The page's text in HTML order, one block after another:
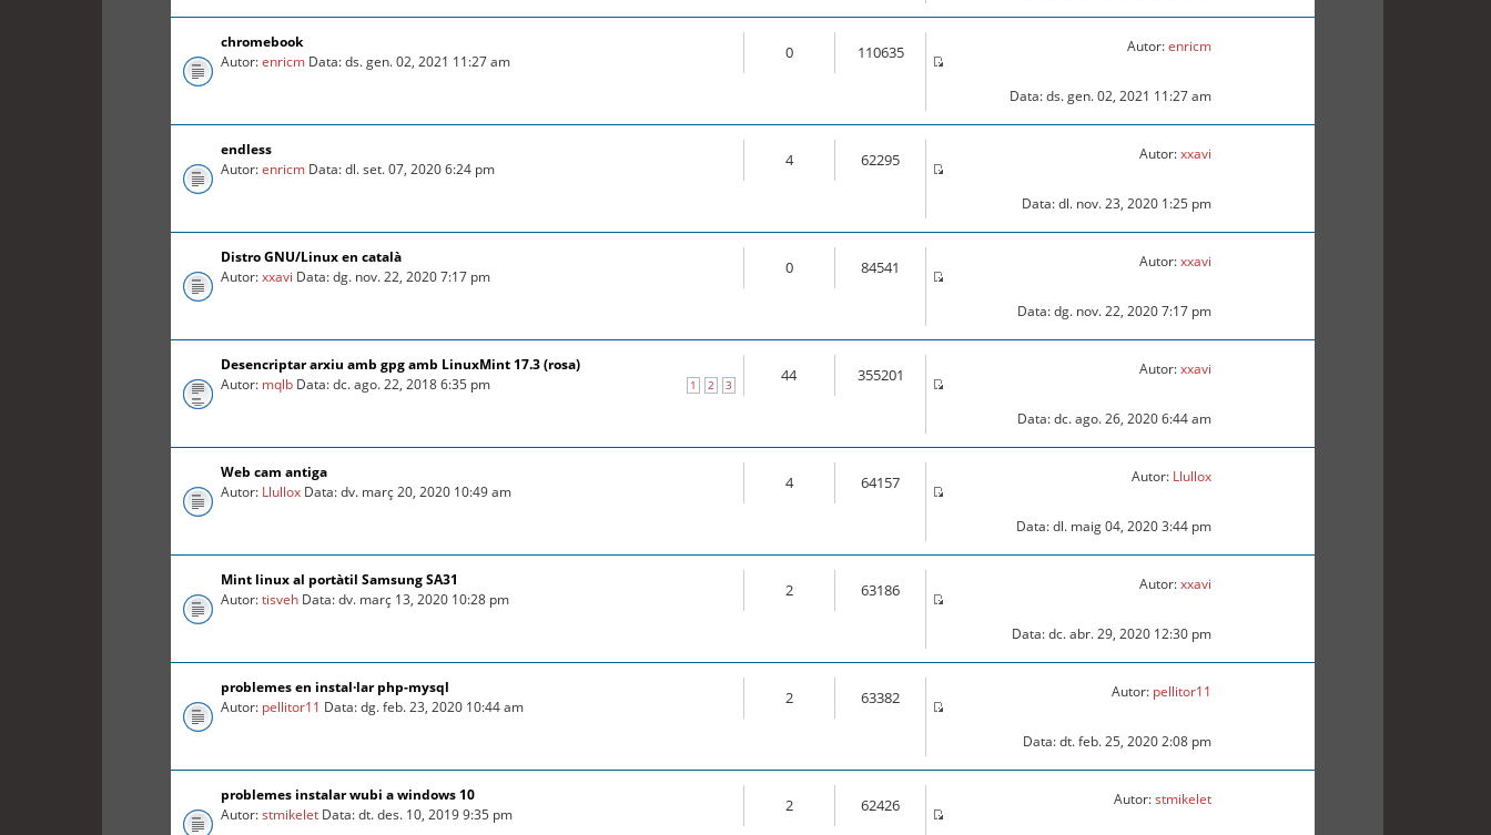
chromebook
Autor:enricm Data: ds. gen. 02, 2021 11:27 am 0 110635 Autor:enricm
Data: ds. gen. 02, 2021 11:27 am
endless
Autor:enricm Data: dl. set. 07, 2020 6:24 pm 4 62295 Autor:xxavi
Data: dl. nov. 23, 2020 1:25 pm
Distro GNU/Linux en català
Autor:xxavi Data: dg. nov. 22, 2020 7:17 pm 0 84541 Autor:xxavi
Data: dg. nov. 22, 2020 7:17 pm
Desencriptar arxiu amb gpg amb LinuxMint 17.3 (rosa)
1 2 3
Autor: mqlb Data: dc. ago. 22, 2018 6:35 pm 44 355201 Autor:xxavi
Data: dc. ago. 26, 2020 6:44 am
Web cam antiga
Autor: Llullox Data: dv. març 20, 2020 10:49 am 4 64157 Autor: Llullox
Data: dl. maig 04, 2020 3:44 pm
Mint linux al portàtil Samsung SA31
Autor:tisveh Data: dv. març 13, 2020 10:28 pm 2 63186 Autor:xxavi
Data: dc. abr. 29, 2020 12:30 pm
problemes en instal·lar php-mysql
Autor: pellitor11 Data: dg. feb. 23, 2020 10:44 am 2 63382 Autor: pellitor11
Data: dt. feb. 25, 2020 2:08 pm
problemes instalar wubi a windows 10
Autor:stmikelet Data: dt. des. 10, 2019 9:35 pm 2 62426 Autor:stmikelet